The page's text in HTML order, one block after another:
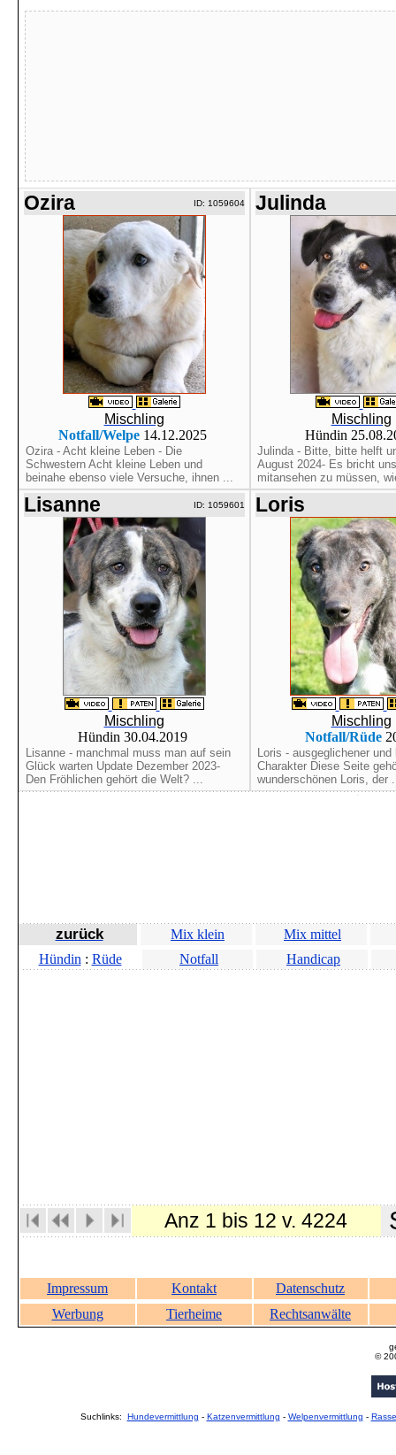
Ozira ID: 1059604
Mischling
Notfall/Welpe14.12.2025
Ozira - Acht kleine Leben - Die
Schwestern Acht kleine Leben und
beinahe ebenso viele Versuche, ihnen ...
Julinda
Mischling
Hündin
Julinda - Bitte, bitte helft
August 2024- Es bricht
mitansehen zu müssen,
Lisanne ID: 1059601
Mischling
Hündin 30.04.2019
Lisanne - manchmal muss man auf sein
Glück warten Update Dezember 2023-
Den Fröhlichen gehört die Welt? ...
Loris
Mischling
Notfall/Rüde
Loris - ausgeglichener und
Charakter Diese Seite
wunderschönen Loris, der
zurück Mix klein
Mix mittel
Hündin : Rüde Notfall Handicap
Anz 1 bis 12 v. 4224
Impressum Kontakt
Datenschutz
Werbung
Tierheime Rechtsanwälte
©
Suchlinks: Hundevermittlung - Katzenvermittlung - Welpenvermittlung -